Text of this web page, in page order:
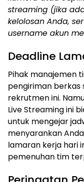
streaming (jika
kelolosan Anda,
username akun
Deadline
Pihak manajemen
pengiriman berkas
rekrutmen ini.
Live Streaming ini
untuk mengejar
menyarankan
lamaran kerja hari
pemenuhan tim